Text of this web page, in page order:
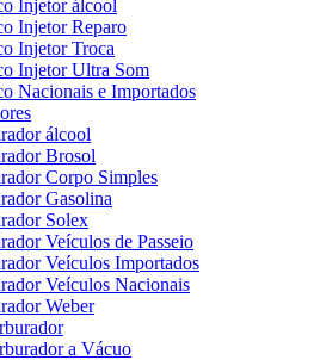
Injetor álcool
Injetor Reparo
Injetor Troca
Injetor Ultra Som
Nacionais e Importados
álcool
Brosol
Corpo Simples
Gasolina
Solex
Veículos de Passeio
Veículos Importados
Veículos Nacionais
Weber
a Vácuo